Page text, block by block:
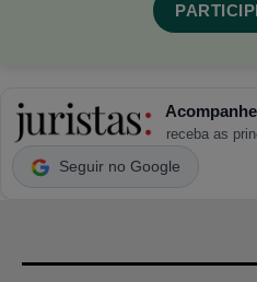
receba as
Seguir no Google